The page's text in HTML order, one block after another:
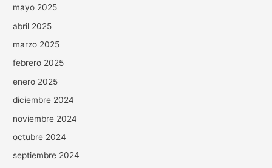
mayo 2025
abril 2025
marzo 2025
febrero 2025
enero 2025
diciembre 2024
noviembre 2024
octubre 2024
septiembre 2024